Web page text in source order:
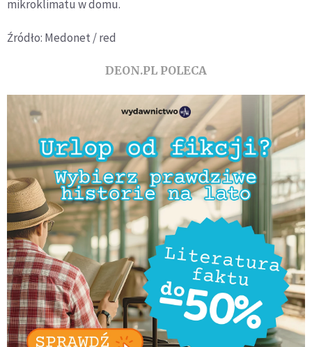
mikroklimatu w domu.
Źródło: Medonet / red
DEON.PL POLECA